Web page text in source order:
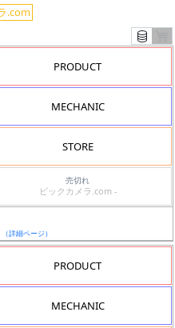
.com
PRODUCT
MECHANIC
STORE
売切れ
ビックカメラ.com -
（詳細ページ）
PRODUCT
MECHANIC